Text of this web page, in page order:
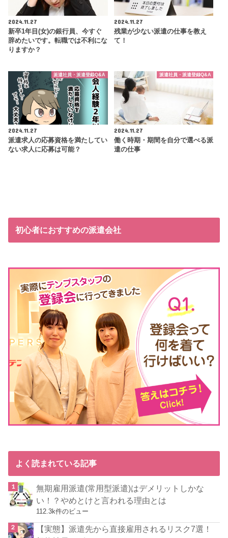
2024.11.27
新卒1年目(女)の銀行員、今すぐ
辞めたいです。転職では不利にな
りますか？
2024.11.27
残業が少ない派遣の仕事を教え
て！
派遣社員・派遣登録Q&A
2024.11.27
派遣求人の応募資格を満たしてい
ない求人に応募は可能？
派遣社員・派遣登録Q&A
2024.11.27
働く時期・期間を自分で選べる派
遣の仕事
初心者におすすめの派遣会社
よく読まれている記事
無期雇用派遣(常用型派遣)はデメリットしかな
い！？やめとけと言われる理由とは
112.3k件のビュー
【実態】派遣先から直接雇用されるリスク7選！